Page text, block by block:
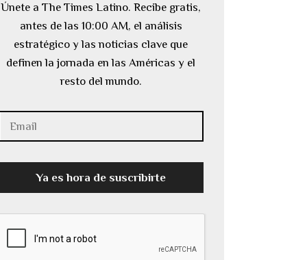
Únete a The Times Latino. Recibe gratis,
antes de las 10:00 AM, el análisis
estratégico y las noticias clave que
definen la jornada en las Américas y el
resto del mundo.
Ya es hora de suscribirte